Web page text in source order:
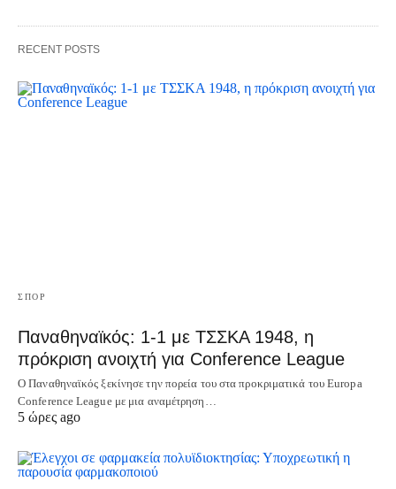
RECENT POSTS
ΣΠΟΡ
Παναθηναϊκός: 1-1 με ΤΣΣΚΑ 1948, η
πρόκριση ανοιχτή για Conference League
Ο Παναθηναϊκός ξεκίνησε την πορεία του στα προκριματικά του Europa
Conference League με μια αναμέτρηση…
5 ώρες ago